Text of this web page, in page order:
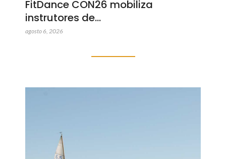
FitDance CON26 mobiliza
instrutores de…
agosto 6, 2026